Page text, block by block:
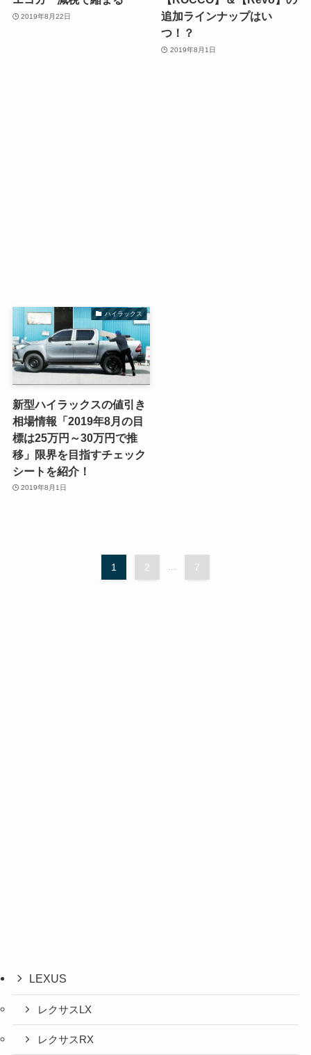
2019年8月22日
追加ラインナップはい
つ！？
2019年8月1日
ハイラックス
新型ハイラックスの値引き
相場情報「2019年8月の目
標は25万円～30万円で推
移」限界を目指すチェック
シートを紹介！
2019年8月1日
1 2 7
LEXUS
レクサスLX
レクサスRX